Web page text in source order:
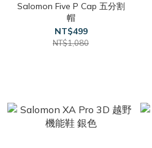
Salomon Five P Cap 五分割
帽
NT$499
NT$1,080